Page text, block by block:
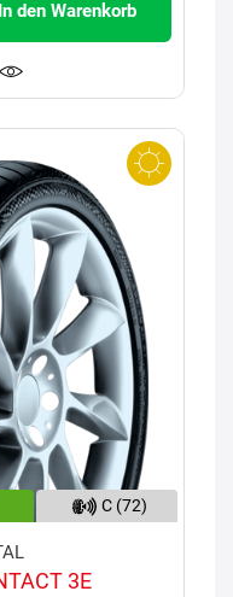
In den Warenkorb
C (72)
3E